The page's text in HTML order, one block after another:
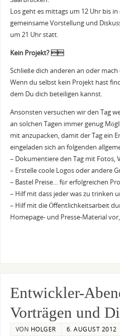
Los geht es mittags um 12 Uhr bis
gemeinsame Vorstellung und
um 21 Uhr statt.
Kein Projekt? 
Schließe dich anderen an oder
Wenn du selbst kein Projekt hast
dem Du dich beteiligen kannst.
Ansonsten versuchen wir den Tag
an solchen Tagen immer genug
mit anzupacken, damit der Tag ein
eingeladen sich an folgenden
– Dokumentiere den Tag mit Fotos,
– Erstelle coole Logos oder andere
– Bastel Preise… für erfolgreichen
– Hilf mit dass jeder was zu trinken
– Hilf mit die Öffentlichkeitsarbeit
Homepage- und Presse-Material
Entwickler-
Vorträgen und
VON HOLGER 6. AUGUST 2012